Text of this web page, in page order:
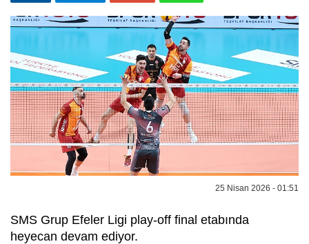
25 Nisan 2026 - 01:51
SMS Grup Efeler Ligi play-off final etabında
heyecan devam ediyor.